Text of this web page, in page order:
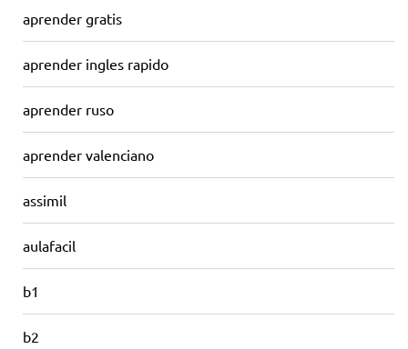
aprender gratis
aprender ingles rapido
aprender ruso
aprender valenciano
assimil
aulafacil
b1
b2